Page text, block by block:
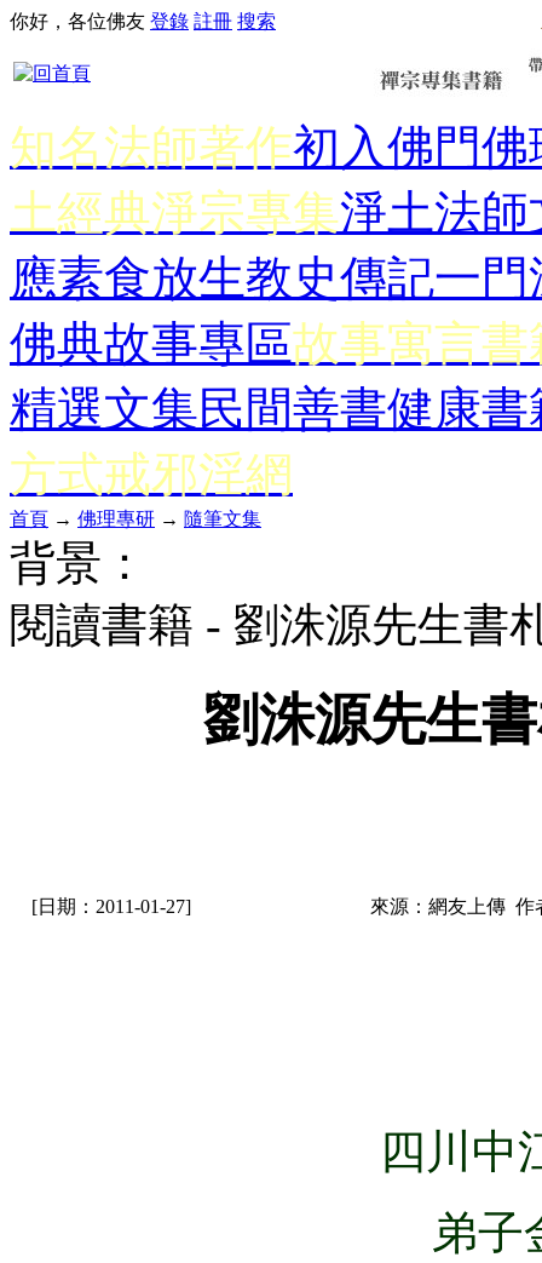
你好，各位佛友 登錄 註冊 搜索
知名法師著作初入佛門佛
土經典淨宗專集淨土法師
應素食放生教史傳記一門
佛典故事專區故事寓言書
精選文集民間善書健康書
方式戒邪淫網
首頁 → 佛理專研 → 隨筆文集
背景：
閱讀書籍 - 劉洙源先生
劉洙源先生
[日期：2011-01-27] 來源：網友上傳 作
四川中
弟子